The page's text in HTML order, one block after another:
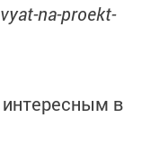
na-proekt-
в